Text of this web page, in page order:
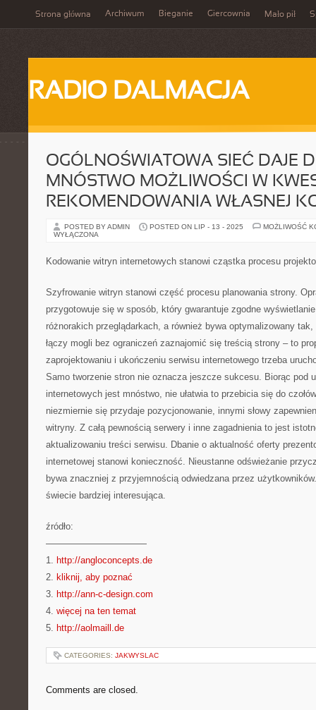
Strona główna Archiwum Bieganie Giercownia Mało pił
RADIO DALMACJA
OGÓLNOŚWIATOWA SIEĆ DAJE
MNÓSTWO MOŻLIWOŚCI W
REKOMENDOWANIA WŁASNEJ
POSTED BY ADMIN POSTED ON LIP - 13 - 2025
MOŻLIWOŚĆ
WYŁĄCZONA
Kodowanie witryn internetowych stanowi cząstka procesu
Szyfrowanie witryn stanowi część procesu planowania strony.
przygotowuje się w sposób, który gwarantuje zgodne
różnorakich przeglądarkach, a również bywa optymalizowany
łączy mogli bez ograniczeń zaznajomić się treścią strony – to
zaprojektowaniu i ukończeniu serwisu internetowego trzeba
Samo tworzenie stron nie oznacza jeszcze sukcesu. Biorąc pod
internetowych jest mnóstwo, nie ułatwia to przebicia się do
niezmiernie się przydaje pozycjonowanie, innymi słowy
witryny. Z całą pewnością serwery i inne zagadnienia to jest
aktualizowaniu treści serwisu. Dbanie o aktualność oferty
internetowej stanowi konieczność. Nieustanne odświeżanie
bywa znaczniej z przyjemnością odwiedzana przez
świecie bardziej interesująca.
źródło:
———————————
1. http://angloconcepts.de
2. kliknij, aby poznać
3. http://ann-c-design.com
4. więcej na ten temat
5. http://aolmaill.de
CATEGORIES: JAKWYSLAC
Comments are closed.